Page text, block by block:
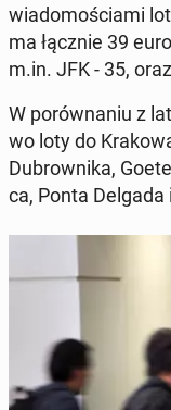
wia­do­mo­ścia­mi
ma łącznie 39
m.in. JFK - 35,
W po­rów­na­niu z
wo loty do
Du­brow­ni­ka,
ca, Ponta Delgada